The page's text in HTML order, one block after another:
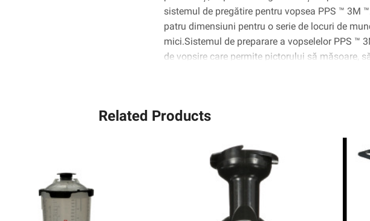
sistemul de pregătire pentru vopsea PPS ™ 3M
patru dimensiuni pentru o serie de locuri de
mici.Sistemul de preparare a vopselelor PPS ™
de vopsire care permite pictorului să măsoare,
Related Products